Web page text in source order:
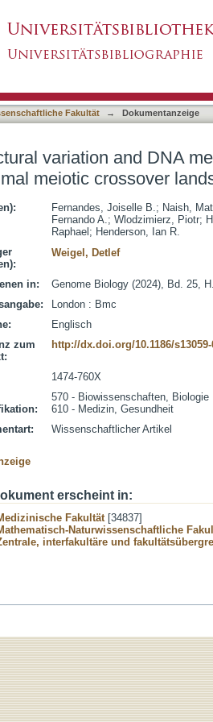
Fakultät → Dokumentanzeige
variation and DNA
meiotic crossover
Fernandes, Joiselle B.; Naish,
Fernando A.; Wlodzimierz, Piotr;
Raphael ; Henderson, Ian R.
Weigel, Detlef
in:
Genome Biology (2024), Bd. 25,
London : Bmc
Englisch
zum
http://dx.doi.org/10.1186/s13059-
1474-760X
570 - Biowissenschaften, Biologie
610 - Medizin, Gesundheit
Wissenschaftlicher Artikel
erscheint in:
Fakultät[34837]
Naturwissenschaftliche
interfakultäre und